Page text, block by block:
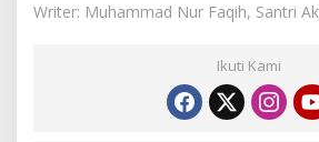
Writer: Muhammad Nur Faqih, Santri
Ikuti Kami